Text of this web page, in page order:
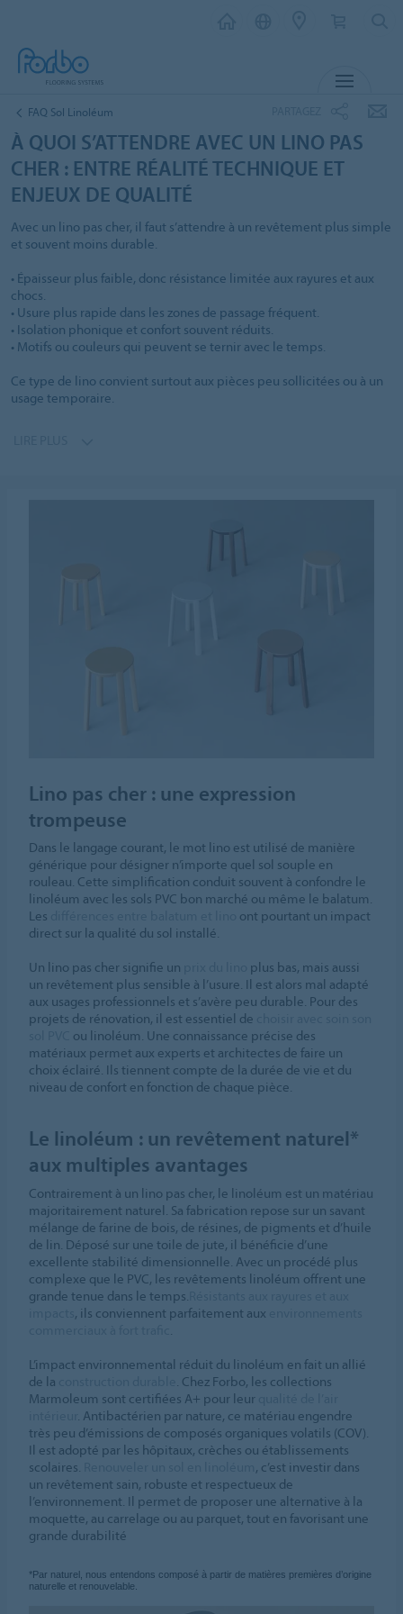
FAQ Sol Linoléum
À QUOI S’ATTENDRE AVEC UN LINO PAS
CHER : ENTRE RÉALITÉ TECHNIQUE ET
ENJEUX DE QUALITÉ
Avec un lino pas cher, il faut s’attendre à un revêtement plus simple
et souvent moins durable.
• Épaisseur plus faible, donc résistance limitée aux rayures et aux
chocs.
• Usure plus rapide dans les zones de passage fréquent.
• Isolation phonique et confort souvent réduits.
• Motifs ou couleurs qui peuvent se ternir avec le temps.
Ce type de lino convient surtout aux pièces peu sollicitées ou à un
usage temporaire.
Lino pas cher : une expression
trompeuse
Dans le langage courant, le mot lino est utilisé de manière
générique pour désigner n’importe quel sol souple en
rouleau. Cette simplification conduit souvent à confondre le
linoléum avec les sols PVC bon marché ou même le balatum.
Les
ont pourtant un impact
direct sur la qualité du sol installé.
Un lino pas cher signifie un
plus bas, mais aussi
un revêtement plus sensible à l’usure. Il est alors mal adapté
aux usages professionnels et s’avère peu durable. Pour des
projets de rénovation, il est essentiel de
ou linoléum. Une connaissance précise des
matériaux permet aux experts et architectes de faire un
choix éclairé. Ils tiennent compte de la durée de vie et du
niveau de confort en fonction de chaque pièce.
Le linoléum : un revêtement naturel*
aux multiples avantages
Contrairement à un lino pas cher, le linoléum est un matériau
majoritairement naturel. Sa fabrication repose sur un savant
mélange de farine de bois, de résines, de pigments et d’huile
de lin. Déposé sur une toile de jute, il bénéficie d’une
excellente stabilité dimensionnelle. Avec un procédé plus
complexe que le PVC, les revêtements linoléum offrent une
grande tenue dans le temps.
, ils conviennent parfaitement aux
.
L’impact environnemental réduit du linoléum en fait un allié
de la
. Chez Forbo, les collections
Marmoleum sont certifiées A+ pour leur
. Antibactérien par nature, ce matériau engendre
très peu d’émissions de composés organiques volatils (COV).
Il est adopté par les hôpitaux, crèches ou établissements
scolaires.
, c’est investir dans
un revêtement sain, robuste et respectueux de
l’environnement. Il permet de proposer une alternative à la
moquette, au carrelage ou au parquet, tout en favorisant une
grande durabilité
*Par naturel, nous entendons composé à partir de matières premières d’origine
naturelle et renouvelable.